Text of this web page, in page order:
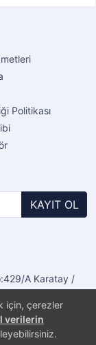
için, çerezler
verilerin
Politikası
KAYIT OL
A Karatay /